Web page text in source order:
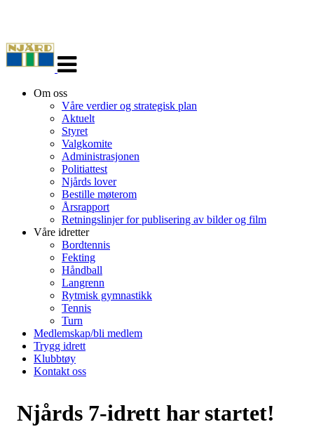
navigasjon
Om oss
Våre verdier og strategisk plan
Aktuelt
Styret
Valgkomite
Administrasjonen
Politiattest
Njårds lover
Bestille møterom
Årsrapport
Retningslinjer for publisering av bilder og film
Våre idretter
Bordtennis
Fekting
Håndball
Langrenn
Rytmisk gymnastikk
Tennis
Turn
Medlemskap/bli medlem
Trygg idrett
Klubbtøy
Kontakt oss
Njårds 7-idrett har startet!